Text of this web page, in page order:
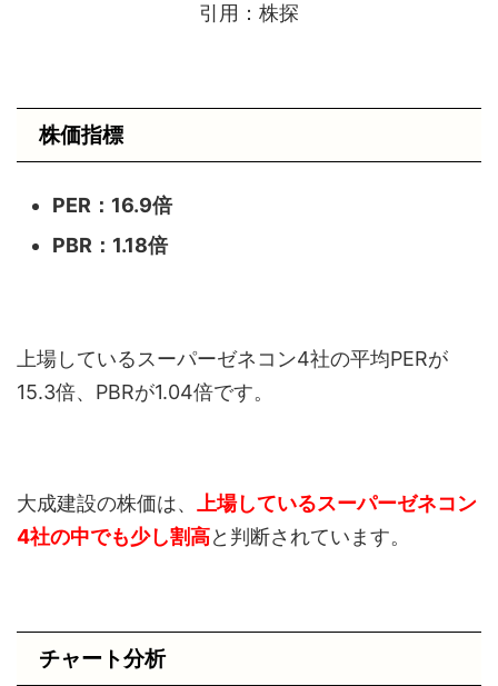
引用：株探
株価指標
PER：16.9倍
PBR：1.18倍
上場しているスーパーゼネコン4社の平均PERが
15.3倍、PBRが1.04倍です。
大成建設の株価は、
上場しているスーパーゼネコン
4社の中でも少し割高と判断されています。
チャート分析